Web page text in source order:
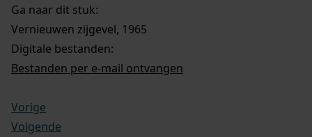
Ga naar dit stuk:
Vernieuwen zijgevel, 1965
Digitale bestanden:
Bestanden per e-mail ontvangen
Vorige
Volgende